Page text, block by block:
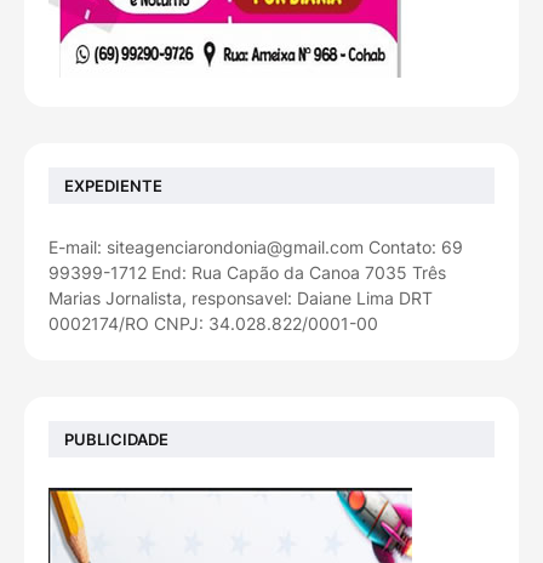
EXPEDIENTE
E-mail: siteagenciarondonia@gmail.com Contato: 69
99399-1712 End: Rua Capão da Canoa 7035 Três
Marias Jornalista, responsavel: Daiane Lima DRT
0002174/RO CNPJ: 34.028.822/0001-00
PUBLICIDADE